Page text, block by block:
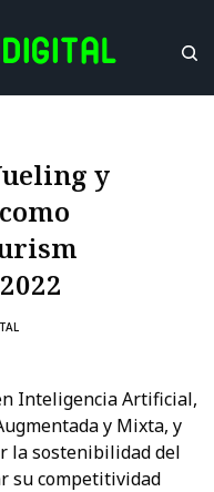
y
Inteligencia Artificial,
y Mixta, y
la sostenibilidad del
su competitividad